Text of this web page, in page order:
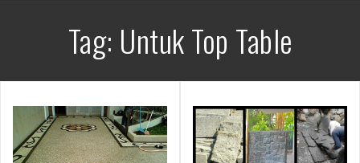
Tag: Untuk Top Table